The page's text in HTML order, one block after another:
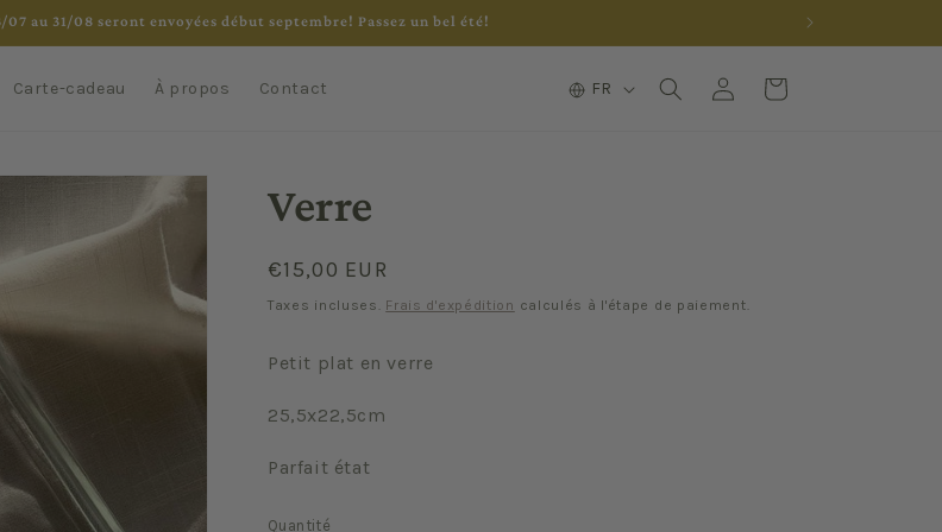
07 au 31/08 seront envoyées début septembre! Passez un bel été!
Carte-cadeau À propos Contact
L
FR ConnexionPanier
Verre
Prix
habituel
€15,00 EUR
Taxes incluses. Frais d'expédition calculés à l'étape de paiement.
Petit plat en verre
25,5x22,5cm
Parfait état
Quantité